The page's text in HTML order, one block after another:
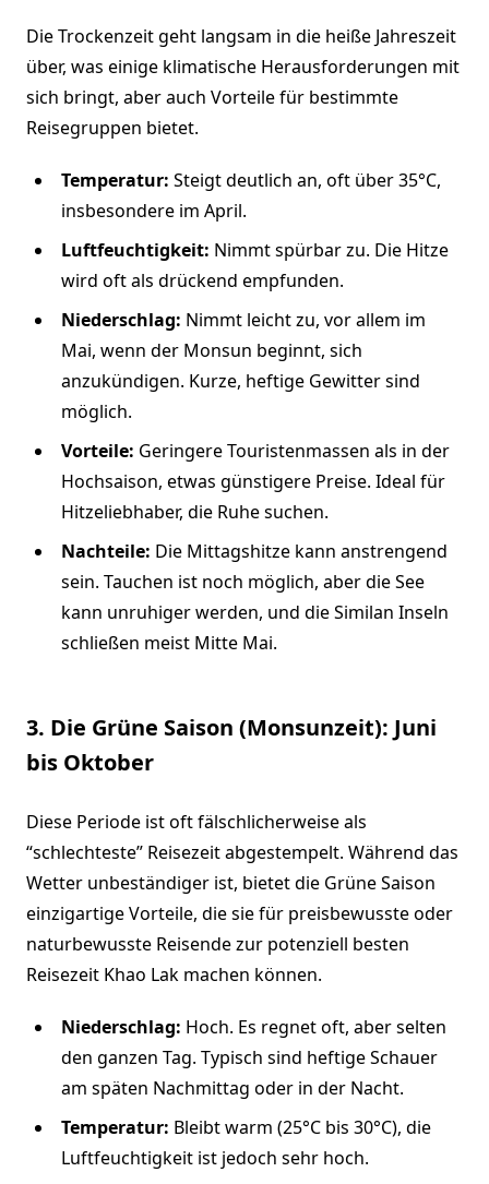
Die Trockenzeit geht langsam in die heiße Jahreszeit
über, was einige klimatische Herausforderungen mit
sich bringt, aber auch Vorteile für bestimmte
Reisegruppen bietet.
Temperatur: Steigt deutlich an, oft über 35°C,
insbesondere im April.
Luftfeuchtigkeit: Nimmt spürbar zu. Die Hitze
wird oft als drückend empfunden.
Niederschlag: Nimmt leicht zu, vor allem im
Mai, wenn der Monsun beginnt, sich
anzukündigen. Kurze, heftige Gewitter sind
möglich.
Vorteile: Geringere Touristenmassen als in der
Hochsaison, etwas günstigere Preise. Ideal für
Hitzeliebhaber, die Ruhe suchen.
Nachteile: Die Mittagshitze kann anstrengend
sein. Tauchen ist noch möglich, aber die See
kann unruhiger werden, und die Similan Inseln
schließen meist Mitte Mai.
3. Die Grüne Saison (Monsunzeit): Juni
bis Oktober
Diese Periode ist oft fälschlicherweise als
“schlechteste” Reisezeit abgestempelt. Während das
Wetter unbeständiger ist, bietet die Grüne Saison
einzigartige Vorteile, die sie für preisbewusste oder
naturbewusste Reisende zur potenziell besten
Reisezeit Khao Lak machen können.
Niederschlag: Hoch. Es regnet oft, aber selten
den ganzen Tag. Typisch sind heftige Schauer
am späten Nachmittag oder in der Nacht.
Temperatur: Bleibt warm (25°C bis 30°C), die
Luftfeuchtigkeit ist jedoch sehr hoch.